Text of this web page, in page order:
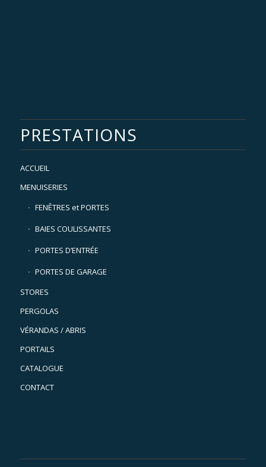
PRESTATIONS
ACCUEIL
MENUISERIES
FENÊTRES et PORTES
BAIES COULISSANTES
PORTES D’ENTRÉE
PORTES DE GARAGE
STORES
PERGOLAS
VÉRANDAS / ABRIS
PORTAILS
CATALOGUE
CONTACT